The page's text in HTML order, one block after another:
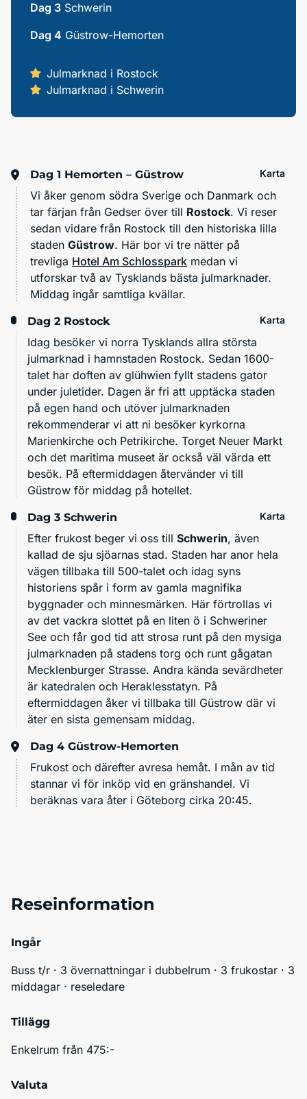
Dag 3 Schwerin
Dag 4 Güstrow-Hemorten
Julmarknad i Rostock
Julmarknad i Schwerin
Dag 1 Hemorten – Güstrow Karta
Vi åker genom södra Sverige och Danmark och
tar färjan från Gedser över till Rostock. Vi reser
sedan vidare från Rostock till den historiska lilla
staden Güstrow. Här bor vi tre nätter på
trevliga Hotel Am Schlosspark medan vi
utforskar två av Tysklands bästa julmarknader.
Middag ingår samtliga kvällar.
Dag 2 Rostock Karta
Idag besöker vi norra Tysklands allra största
julmarknad i hamnstaden Rostock. Sedan 1600-
talet har doften av glühwien fyllt stadens gator
under juletider. Dagen är fri att upptäcka staden
på egen hand och utöver julmarknaden
rekommenderar vi att ni besöker kyrkorna
Marienkirche och Petrikirche. Torget Neuer Markt
och det maritima museet är också väl värda ett
besök. På eftermiddagen återvänder vi till
Güstrow för middag på hotellet.
Dag 3 Schwerin Karta
Efter frukost beger vi oss till Schwerin, även
kallad de sju sjöarnas stad. Staden har anor hela
vägen tillbaka till 500-talet och idag syns
historiens spår i form av gamla magnifika
byggnader och minnesmärken. Här förtrollas vi
av det vackra slottet på en liten ö i Schweriner
See och får god tid att strosa runt på den mysiga
julmarknaden på stadens torg och runt gågatan
Mecklenburger Strasse. Andra kända sevärdheter
är katedralen och Heraklesstatyn. På
eftermiddagen åker vi tillbaka till Güstrow där vi
äter en sista gemensam middag.
Dag 4 Güstrow-Hemorten
Frukost och därefter avresa hemåt. I mån av tid
stannar vi för inköp vid en gränshandel. Vi
beräknas vara åter i Göteborg cirka 20:45.
Reseinformation
Ingår
Buss t/r · 3 övernattningar i dubbelrum · 3 frukostar · 3
middagar · reseledare
Tillägg
Enkelrum från 475:-
Valuta